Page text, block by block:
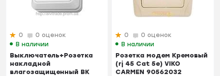
0
0 оценок
В наличии
Выключатель+Розетка
накладной
влагозащищенный BK
0
0 оценок
В наличии
Розетка модем Кремовый
(rj 45 Cat 5e) VIKO
CARMEN 90562032